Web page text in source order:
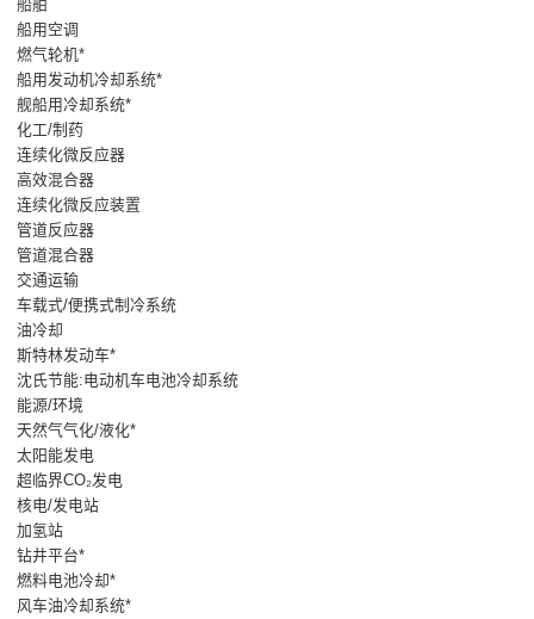
船舶
船用空调
燃气轮机*
船用发动机冷却系统*
舰船用冷却系统*
化工/制药
连续化微反应器
高效混合器
连续化微反应装置
管道反应器
管道混合器
交通运输
车载式/便携式制冷系统
油冷却
斯特林发动车*
沈氏节能:电动机车电池冷却系统
能源/环境
天然气气化/液化*
太阳能发电
超临界CO₂发电
核电/发电站
加氢站
钻井平台*
燃料电池冷却*
风车油冷却系统*